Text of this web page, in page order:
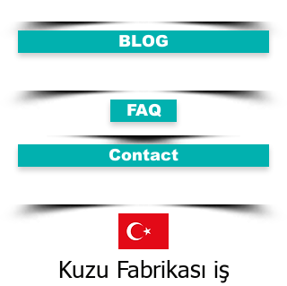
BLOG
FAQ
Contact
Kuzu Fabrikası iş